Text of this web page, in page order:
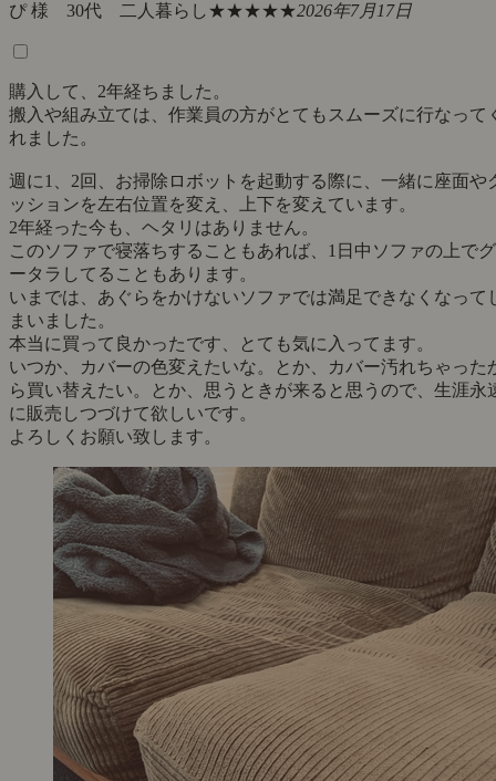
ぴ 様 30代 二人暮らし★★★★★2026年7月17日
購入して、2年経ちました。
搬入や組み立ては、作業員の方がとてもスムーズに行なって
れました。
週に1、2回、お掃除ロボットを起動する際に、一緒に座面や
ッションを左右位置を変え、上下を変えています。
2年経った今も、ヘタリはありません。
このソファで寝落ちすることもあれば、1日中ソファの上でグ
ータラしてることもあります。
いまでは、あぐらをかけないソファでは満足できなくなって
まいました。
本当に買って良かったです、とても気に入ってます。
いつか、カバーの色変えたいな。とか、カバー汚れちゃった
ら買い替えたい。とか、思うときが来ると思うので、生涯永
に販売しつづけて欲しいです。
よろしくお願い致します。